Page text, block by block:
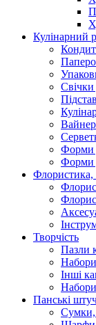
Кулінарний
Свічки
Форми
Форми
Флористика,
Творчість
Пазли
Інші
Набори
Панські
Сумки,